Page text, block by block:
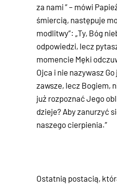
za nami ” – mówi
śmiercią, następuje
modlitwy”: „Ty, Bóg
odpowiedzi, lecz
momencie Męki
Ojca i nie nazywasz
zawsze, lecz Bogiem,
już rozpoznać Jego
dzieje? Aby zanurzyć
naszego cierpienia.”
Ostatnią postacią,